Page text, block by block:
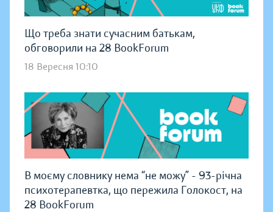
Що треба знати сучасним батькам,
обговорили на 28 BookForum
18 Вересня 10:10
В моєму словнику нема “не можу” - 93-річна
психотерапевтка, що пережила Голокост, на
28 BookForum